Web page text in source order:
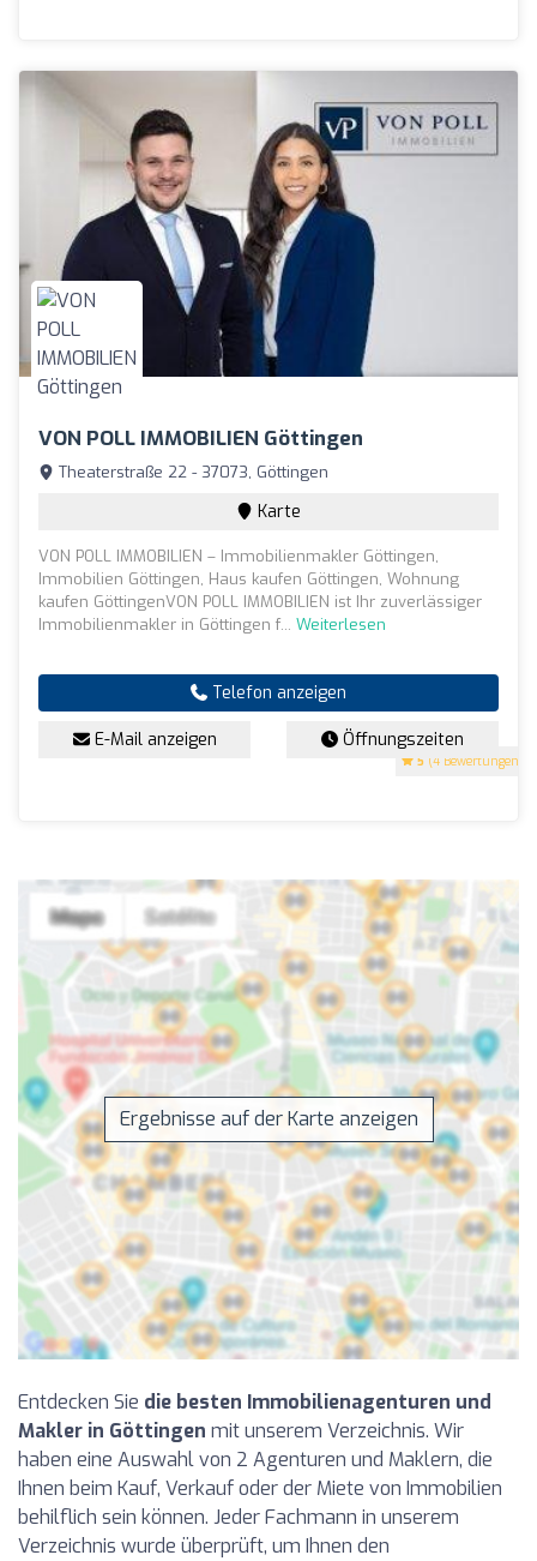
VON POLL IMMOBILIEN Göttingen
5 (4 Bewertungen)
Theaterstraße 22 - 37073, Göttingen
Karte
VON POLL IMMOBILIEN – Immobilienmakler Göttingen,
Immobilien Göttingen, Haus kaufen Göttingen, Wohnung
kaufen GöttingenVON POLL IMMOBILIEN ist Ihr zuverlässiger
Immobilienmakler in Göttingen f... Weiterlesen
Telefon anzeigen
E-Mail anzeigen Öffnungszeiten
Ergebnisse auf der Karte anzeigen
Entdecken Sie die besten Immobilienagenturen und
Makler in Göttingen mit unserem Verzeichnis. Wir
haben eine Auswahl von 2 Agenturen und Maklern, die
Ihnen beim Kauf, Verkauf oder der Miete von Immobilien
behilflich sein können. Jeder Fachmann in unserem
Verzeichnis wurde überprüft, um Ihnen den